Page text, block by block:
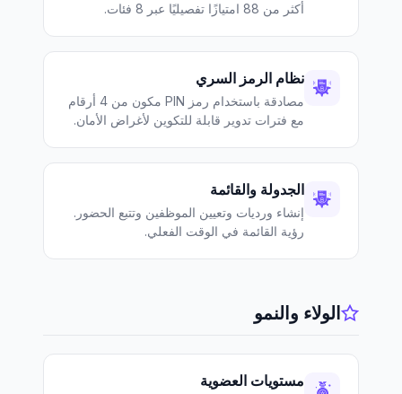
أكثر من 88 امتيازًا تفصيليًا عبر 8 فئات.
نظام الرمز السري
مصادقة باستخدام رمز PIN مكون من 4 أرقام
مع فترات تدوير قابلة للتكوين لأغراض الأمان.
الجدولة والقائمة
إنشاء ورديات وتعيين الموظفين وتتبع الحضور.
رؤية القائمة في الوقت الفعلي.
الولاء والنمو
مستويات العضوية